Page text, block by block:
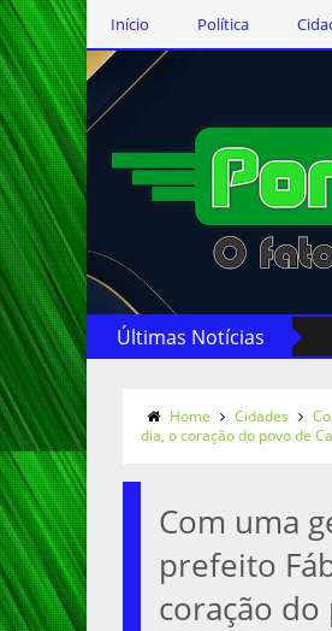
Início Política
Últimas Notícias
Home Cidades
dia, o coração do povo de
Com uma
prefeito
coração do